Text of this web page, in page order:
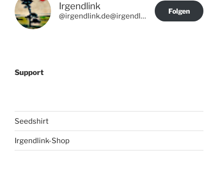
Irgendlink
@irgendlink.de@irgendlink.de
Folgen
Support
Seedshirt
Irgendlink-Shop